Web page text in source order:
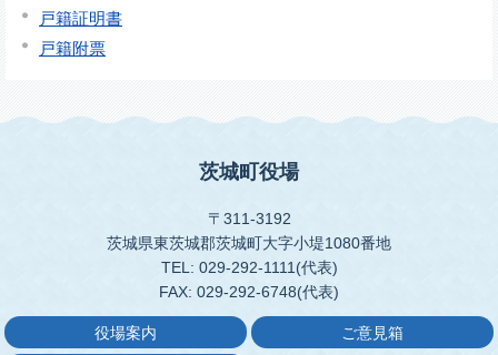
戸籍証明書
戸籍附票
茨城町役場
〒311-3192
茨城県東茨城郡茨城町大字小堤1080番地
TEL: 029-292-1111(代表)
FAX: 029-292-6748(代表)
役場案内 ご意見箱